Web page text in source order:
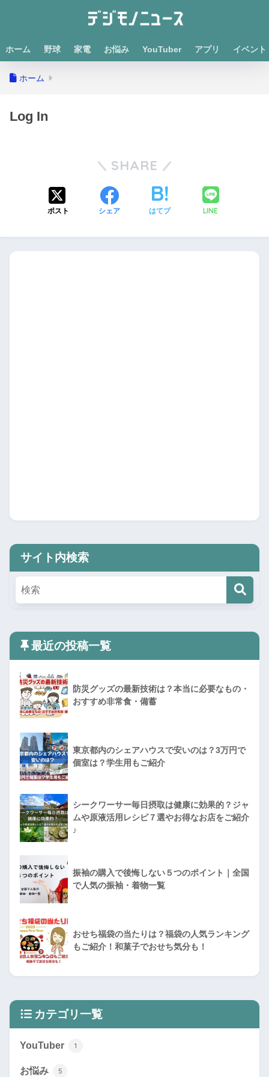
ホーム 野球 家電 お悩み YouTuber アプリ イベント
ホーム
Log In
SHARE
ポスト シェア はてブ LINE
サイト内検索
最近の投稿一覧
防災グッズの最新技術は？本当に必要なもの・
おすすめ非常食・備蓄
東京都内のシェアハウスで安いのは？3万円で
個室は？学生用もご紹介
シークワーサー毎日摂取は健康に効果的？ジャ
ムや原液活用レシピ７選やお得なお店をご紹介
♪
振袖の購入で後悔しない５つのポイント｜全国
で人気の振袖・着物一覧
おせち福袋の当たりは？福袋の人気ランキング
もご紹介！和菓子でおせち気分も！
カテゴリ一覧
YouTuber 1
お悩み 5